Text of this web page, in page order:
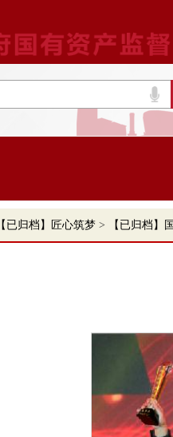
【已归档】匠心筑梦 > 【已归档】